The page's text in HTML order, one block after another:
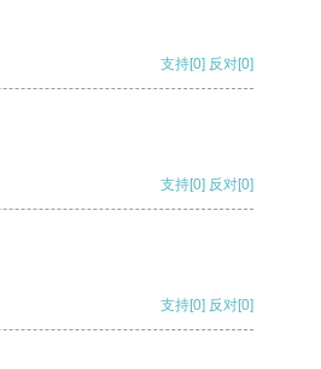
支持[0] 反对[0]
支持[0] 反对[0]
支持[0] 反对[0]